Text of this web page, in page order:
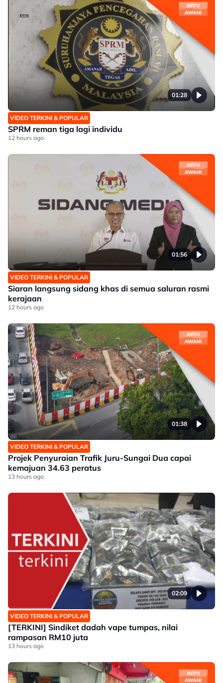
01:28
VIDEO TERKINI & POPULAR
SPRM reman tiga lagi individu
12 hours ago
01:56
VIDEO TERKINI & POPULAR
Siaran langsung sidang khas di semua saluran rasmi
kerajaan
12 hours ago
01:38
VIDEO TERKINI & POPULAR
Projek Penyuraian Trafik Juru-Sungai Dua capai
kemajuan 34.63 peratus
13 hours ago
02:09
VIDEO TERKINI & POPULAR
[TERKINI] Sindiket dadah vape tumpas, nilai
rampasan RM10 juta
13 hours ago